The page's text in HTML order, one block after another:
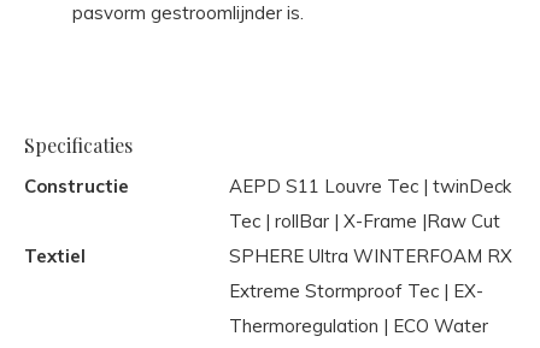
pasvorm gestroomlijnder is.
Specificaties
Constructie
AEPD S11 Louvre Tec | twinDeck
Tec | rollBar | X-Frame |Raw Cut
Textiel
SPHERE Ultra WINTERFOAM RX
Extreme Stormproof Tec | EX-
Thermoregulation | ECO Water